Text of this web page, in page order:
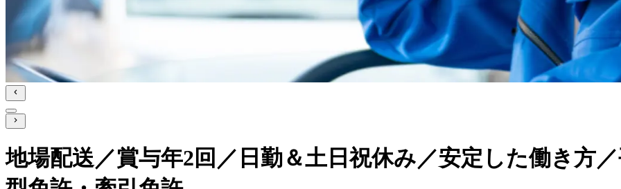
地場配送／賞与年2回／日勤＆土日祝休み／安定した働き方